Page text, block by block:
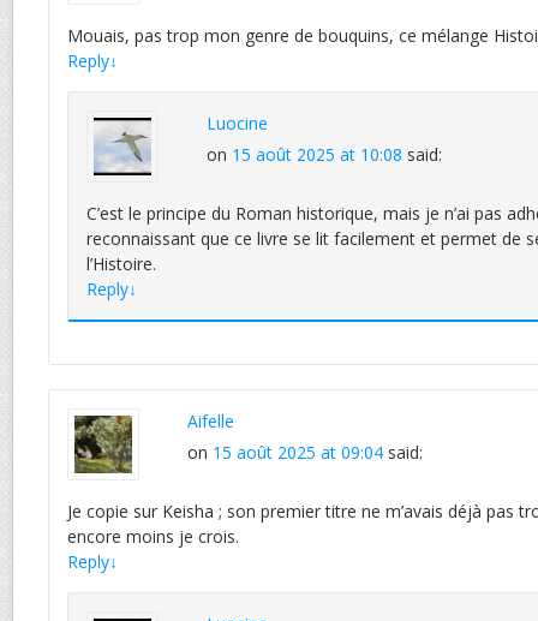
Mouais, pas trop mon genre de bouquins, ce mélange
Reply↓
Luocine
on 15 août 2025 at 10:08 said:
C’est le principe du Roman historique, mais je n’ai pas
reconnaissant que ce livre se lit facilement et permet de
l’Histoire.
Reply↓
Aifelle
on 15 août 2025 at 09:04 said:
Je copie sur Keisha ; son premier titre ne m’avais déjà pas
encore moins je crois.
Reply↓